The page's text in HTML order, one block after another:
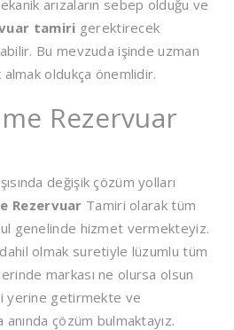
arızaların sebep olduğu ve
tamiri gerektirecek
Bu mevzuda işinde uzman
oldukça önemlidir.
Rezervuar
değişik çözüm yolları
Rezervuar Tamiri olarak tüm
genelinde hizmet vermekteyiz.
olmak suretiyle lüzumlu tüm
markası ne olursa olsun
yerine getirmekte ve
anında çözüm bulmaktayız.